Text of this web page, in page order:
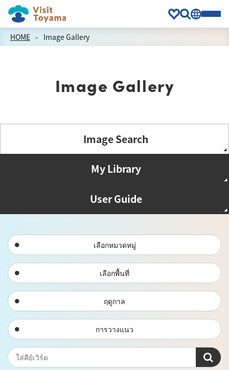
HOME Image Gallery
Image Gallery
Image Search
My Library
User Guide
เลือกหมวดหมู่
เลือกพื้นที่
ฤดูกาล
การวางแนว